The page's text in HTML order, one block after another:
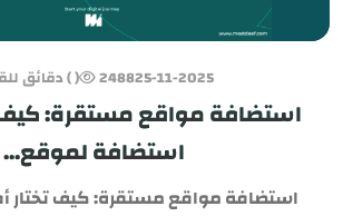
25-11-2025
2488 ( ) دقائق
استضافة مواقع مستقرة: كيف
استضافة لموقع...
استضافة مواقع مستقرة: كيف تختار